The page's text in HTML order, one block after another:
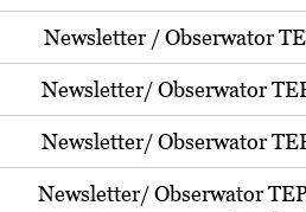
Newsletter / Obserwator
Newsletter/ Obserwator
Newsletter/ Obserwator
Newsletter/ Obserwator